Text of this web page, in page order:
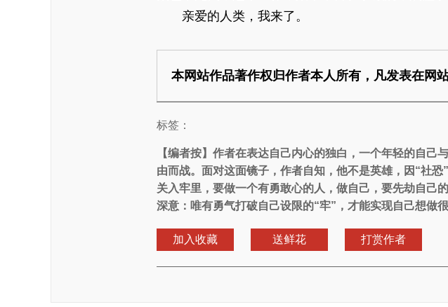
亲爱的人类，我来了。
本网站作品著作权归作者本人所有，凡发表在网
标签：
【编者按】 作者在表达自己内心的独白，一个年轻的自己
由而战。面对这面镜子，作者自知，他不是英雄，因“社
关入牢里，要做一个有勇敢心的人，做自己，要先劫自己
深意：唯有勇气打破自己设限的“牢”，才能实现自己想做
加入收藏 送鲜花 打赏作者